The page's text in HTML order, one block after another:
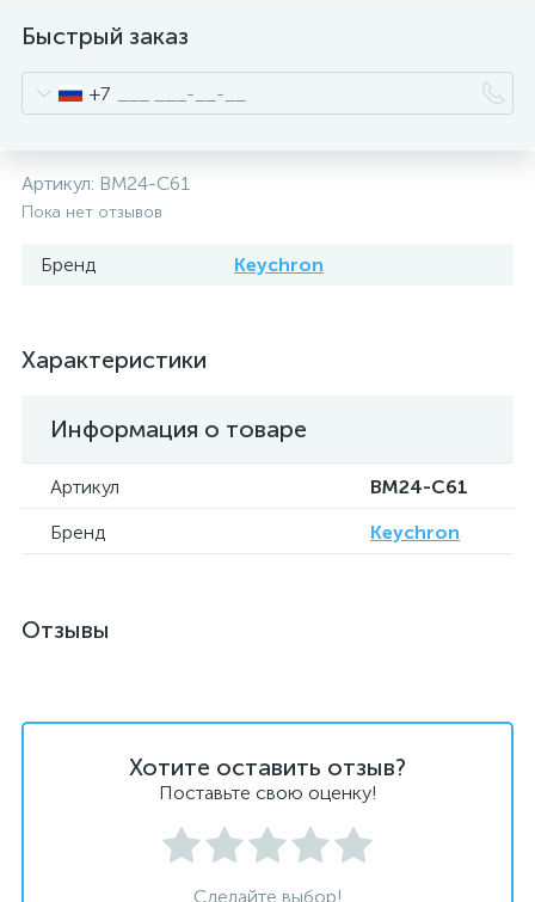
Быстрый заказ
+7
Артикул: BM24-C61
Пока нет отзывов
Бренд Keychron
Характеристики
Информация о товаре
Артикул
BM24-C61
Бренд
Keychron
Отзывы
Хотите оставить отзыв?
Поставьте свою оценку!
Сделайте выбор!